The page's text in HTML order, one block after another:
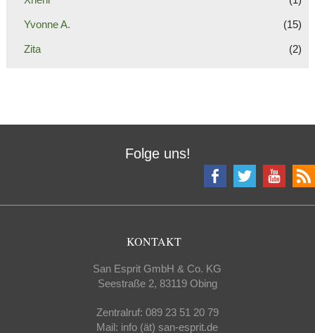
Yvonne A. (15)
Zita (2)
Folge uns!
KONTAKT
San Esprit GmbH & Co. KG
Seestraße 2, 83119 Obing
Zentralruf: 089 23 51 20 79
Mail: info (ät) san-esprit.de